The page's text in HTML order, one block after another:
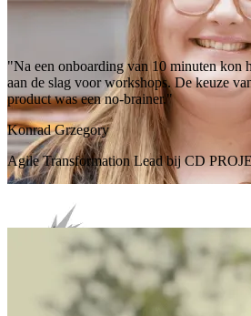
"Na een onboarding van 10 minuten kon
aan de slag voor workshops. De keuze
product was een no-brainer."
Konrad Grzegory
Agile Transformation Lead bij CD